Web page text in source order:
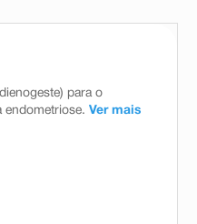
para o
endometriose. Ver mais